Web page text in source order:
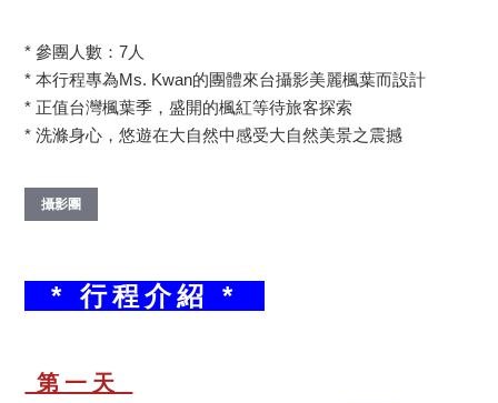
* 參團人數：7人
* 本行程專為Ms. Kwan的團體來台攝影美麗楓葉而設計
* 正值台灣楓葉季，盛開的楓紅等待旅客探索
* 洗滌身心，悠遊在大自然中感受大自然美景之震撼
攝影團
* 行程介紹 *
第一天